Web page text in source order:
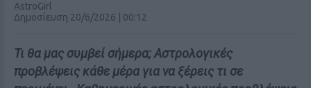
AstroGirl
Δημοσίευση 20/6/2026 | 00:12
Τι θα μας συμβεί σήμερα; Αστρολογικές
προβλέψεις κάθε μέρα για να ξέρεις τι σε